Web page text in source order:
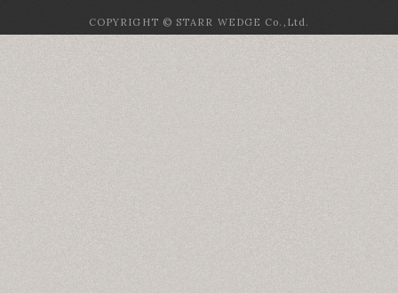
COPYRIGHT © STARR WEDGE Co.,Ltd.